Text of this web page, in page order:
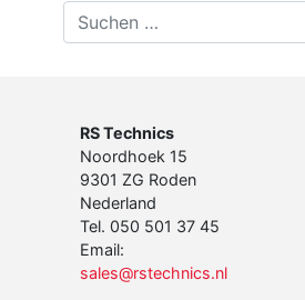
Suche
nach:
RS Technics
Noordhoek 15
9301 ZG Roden
Nederland
Tel. 050 501 37 45
Email:
sales@rstechnics.nl